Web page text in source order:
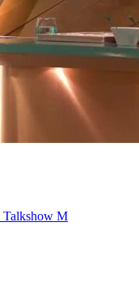
Talkshow M